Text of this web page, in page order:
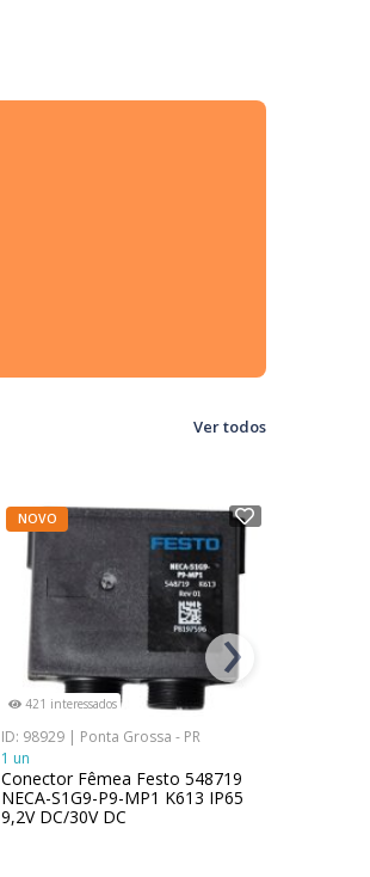
Ver todos
NOVO
421 interessados
ID: 98929 | Ponta Grossa - PR
1 un
Conector Fêmea Festo 548719
NECA-S1G9-P9-MP1 K613 IP65
9,2V DC/30V DC
›